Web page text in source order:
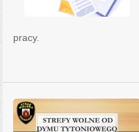
pracy.